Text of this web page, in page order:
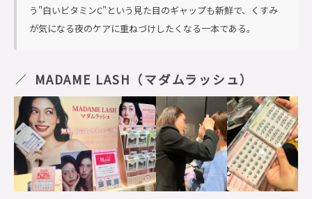
う"白いビタミンC"という見た目のギャップも新鮮で、くすみ
が気になる夜のケアに重ねづけしたくなる一本である。
MADAME LASH（マダムラッシュ）